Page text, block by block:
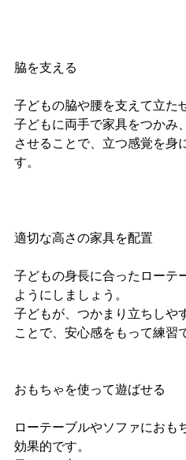
脇を支える
子どもの脇や腰を支えて立た
子どもに両手で家具をつかみ
させることで、立つ感覚を身
す。
適切な高さの家具を配置
子どもの身長に合ったローテ
ようにしましょう。
子どもが、つかまり立ちしや
ことで、安心感をもって練習
おもちゃを使って遊ばせる
ローテーブルやソファにおも
効果的です。